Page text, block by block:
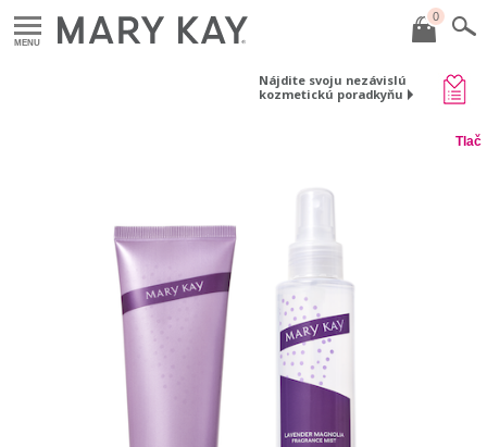
MENU
0
Nájdite svoju nezávislú
kozmetickú poradkyňu
Tlač